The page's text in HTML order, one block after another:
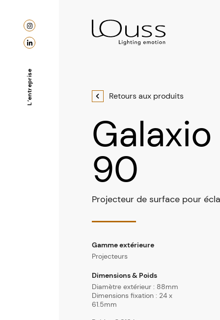
L’entreprise Retours aux produits
Galaxio
90
Projecteur de surface pour
Gamme extérieure
Projecteurs
Dimensions & Poids
Diamètre extérieur : 88mm
Dimensions fixation : 24 x
61.5mm